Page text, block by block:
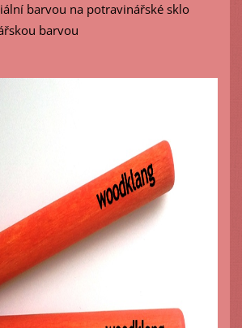
barvou na potravinářské sklo
barvou